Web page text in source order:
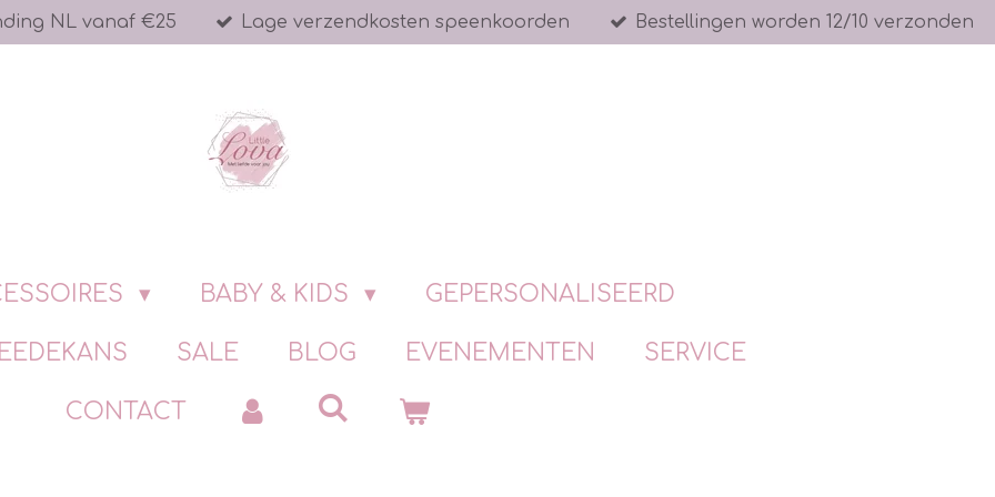
NL vanaf €25 Lage verzendkosten speenkoorden Bestellingen worden 12/10 verzonden
BABY & KIDS GEPERSONALISEERD
SALE BLOG EVENEMENTEN SERVICE
CONTACT